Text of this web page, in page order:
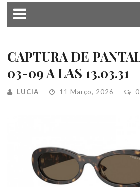
CAPTURA DE
03-09 A LAS 13.03.31
LUCIA 11 Março, 2026 0